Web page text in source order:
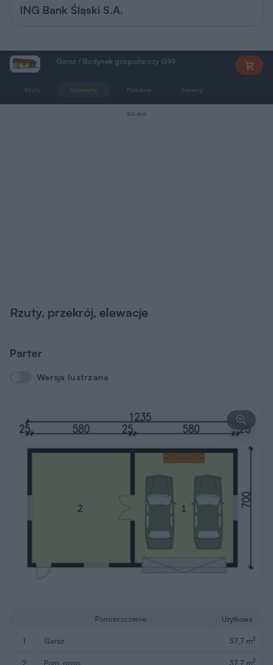
ING Bank Śląski S.A.
Garaż / Budynek gospodarczy G99
Rzuty Parametry Podobne Zmiany
REKLAMA
Rzuty, przekrój, elewacje
Parter
Wersja lustrzana
Wersja lustrzana
Pomieszczenie Użytkowa
1 garaż 37,7 m2
2 pom. gosp. 37,7 m2